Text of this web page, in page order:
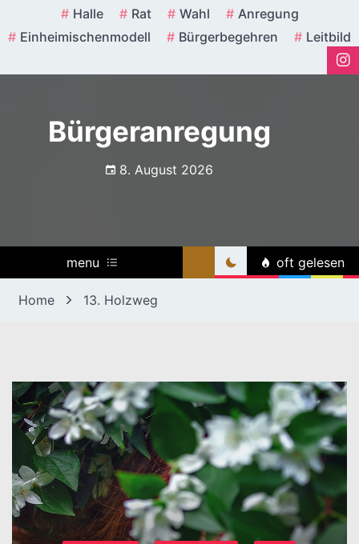
to
Halle Rat Wahl
Anregung
Einheimischenmodell
Bürgerbegehren Leitbild
Bürgeranregung
8. August 2026
menu oft gelesen
Home 13. Holzweg